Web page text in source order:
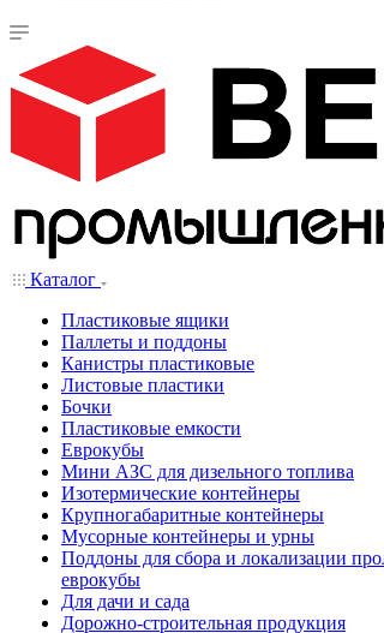
Каталог
Пластиковые ящики
Паллеты и поддоны
Канистры пластиковые
Листовые пластики
Бочки
Пластиковые емкости
Еврокубы
Мини АЗС для дизельного топлива
Изотермические контейнеры
Крупногабаритные контейнеры
Мусорные контейнеры и урны
Поддоны для сбора и локализации
еврокубы
Для дачи и сада
Дорожно-строительная продукция